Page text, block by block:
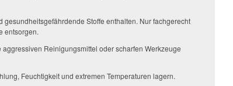
gesundheitsgefährdende Stoffe enthalten. Nur fachgerecht
entsorgen.
Reinigungsmittel oder scharfen Werkzeuge
Feuchtigkeit und extremen Temperaturen lagern.